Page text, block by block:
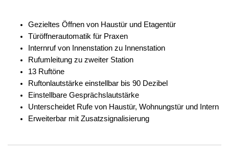
Gezieltes Öffnen von Haustür und Etagentür
Türöffnerautomatik für Praxen
Internruf von Innenstation zu Innenstation
Rufumleitung zu zweiter Station
13 Ruftöne
Ruftonlautstärke einstellbar bis 90 Dezibel
Einstellbare Gesprächslautstärke
Unterscheidet Rufe von Haustür, Wohnungstür und Intern
Erweiterbar mit Zusatzsignalisierung